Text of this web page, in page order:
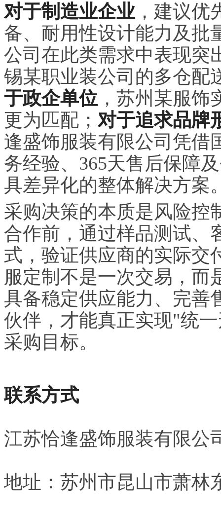
对于制造业企业 ，建议
备、耐用性设计能力及批
公司在此类需求中表现突
锡某职业装公司的多仓配
于政企单位 ，苏州某服
更为匹配； 对于追求品牌
逢盛饰服装有限公司凭借
务经验、365天售后保障
具差异化的整体解决方案
采购决策的本质是风险控
合作前，通过样品测试、
式，验证供应商的实际交
服定制不是一次交易，而
具备稳定供应能力、完善
伙伴，才能真正实现"统
采购目标。
联系方式
江苏恰逢盛饰服装有限公
地址：苏州市昆山市萧林